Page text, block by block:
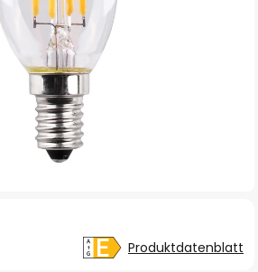
Produktdatenblatt